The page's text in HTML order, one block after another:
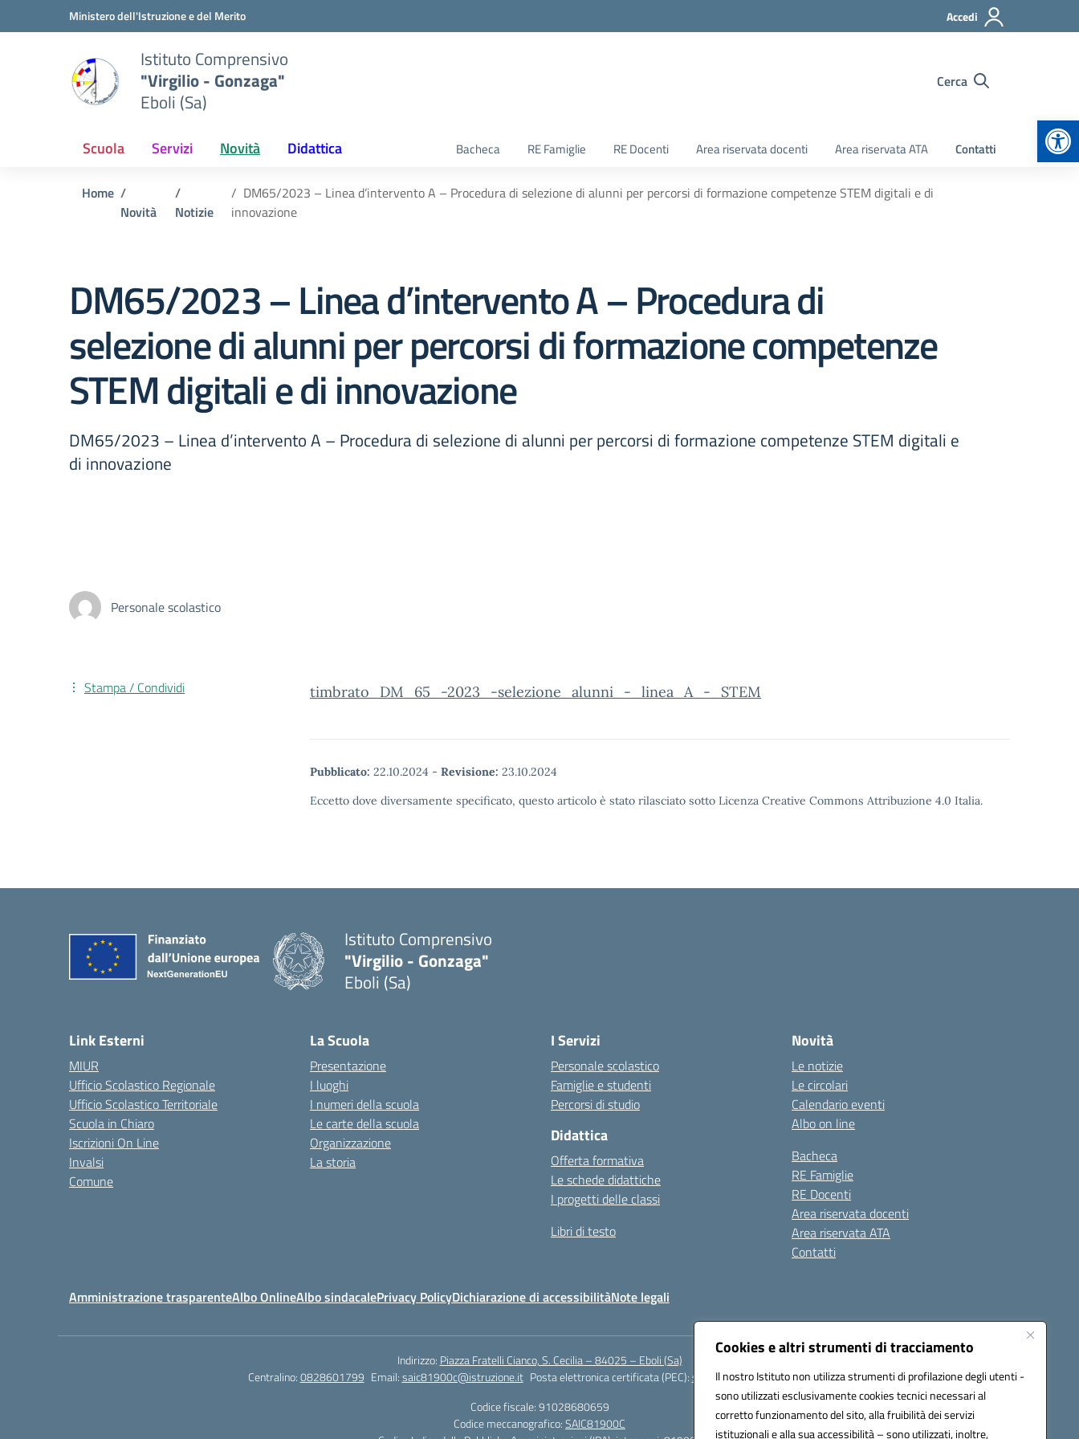
Cookies e altri strumenti di tracciamento
Il nostro Istituto non utilizza strumenti di profilazione degli utenti -
sono utilizzati esclusivamente cookies tecnici necessari al
corretto funzionamento del sito, alla fruibilità dei servizi
istituzionali e alla sua accessibilità – sono utilizzati, inoltre,
Vai ai contenuti
Vai al menu di navigazioneMinistero dell'Istruzione e del Merito Accedi
Istituto Comprensivo
"Virgilio - Gonzaga"
Eboli (Sa)
Cerca
Scuola Servizi Novità Didattica Bacheca RE Famiglie RE Docenti Area riservata docenti Area riservata ATA Contatti
Home
Novità
Notizie
DM65/2023 – Linea d’intervento A – Procedura di selezione di alunni per percorsi di formazione competenze STEM digitali e di
innovazione
DM65/2023 – Linea d’intervento A – Procedura di
selezione di alunni per percorsi di formazione competenze
STEM digitali e di innovazione
DM65/2023 – Linea d’intervento A – Procedura di selezione di alunni per percorsi di formazione competenze STEM digitali e
di innovazione
Personale scolastico
timbrato_DM_65_-2023_-selezione_alunni_-_linea_A_-_STEM
Pubblicato: 22.10.2024 - Revisione: 23.10.2024
Eccetto dove diversamente specificato, questo articolo è stato rilasciato sotto Licenza Creative Commons Attribuzione 4.0 Italia.
Stampa / Condividi
Istituto Comprensivo
"Virgilio - Gonzaga"
Eboli (Sa)
Link Esterni
MIUR
Ufficio Scolastico Regionale
Ufficio Scolastico Territoriale
Scuola in Chiaro
Iscrizioni On Line
Invalsi
Comune
La Scuola
Presentazione
I luoghi
I numeri della scuola
Le carte della scuola
Organizzazione
La storia
I Servizi
Personale scolastico
Famiglie e studenti
Percorsi di studio
Didattica
Offerta formativa
Le schede didattiche
I progetti delle classi
Libri di testo
Novità
Le notizie
Le circolari
Calendario eventi
Albo on line
Bacheca
RE Famiglie
RE Docenti
Area riservata docenti
Area riservata ATA
Contatti
Amministrazione trasparenteAlbo OnlineAlbo sindacalePrivacy PolicyDichiarazione di accessibilitàNote legali
Indirizzo: Piazza Fratelli Cianco, S. Cecilia – 84025 – Eboli (Sa)
Centralino:0828601799 Email:saic81900c@istruzione.it Posta elettronica certificata (PEC):saic81900c@pec.istruzione.it
Codice fiscale: 91028680659
Codice meccanografico:SAIC81900C